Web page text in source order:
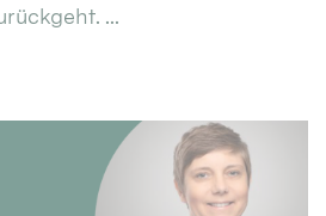
...